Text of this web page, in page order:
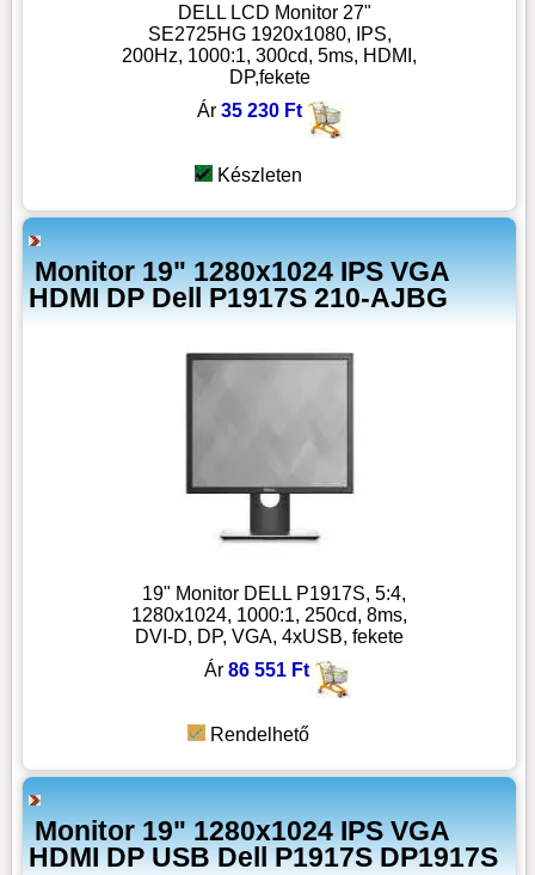
DELL LCD Monitor 27"
SE2725HG 1920x1080, IPS,
200Hz, 1000:1, 300cd, 5ms, HDMI,
DP,fekete
Ár 35 230 Ft
Készleten
Monitor 19" 1280x1024 IPS VGA
HDMI DP Dell P1917S 210-AJBG
19" Monitor DELL P1917S, 5:4,
1280x1024, 1000:1, 250cd, 8ms,
DVI-D, DP, VGA, 4xUSB, fekete
Ár 86 551 Ft
Rendelhető
Monitor 19" 1280x1024 IPS VGA
HDMI DP USB Dell P1917S DP1917S